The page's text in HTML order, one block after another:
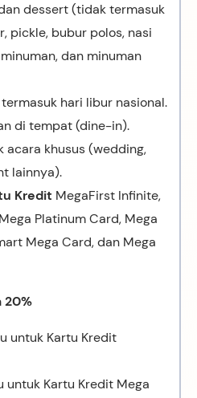
dessert (tidak termasuk
pickle, bubur polos, nasi
dan minuman
hari libur nasional.
di tempat (dine-in).
acara khusus (wedding,
lainnya).
Kredit MegaFirst Infinite,
Platinum Card, Mega
Mega Card, dan Mega
20%
untuk Kartu Kredit
untuk Kartu Kredit Mega